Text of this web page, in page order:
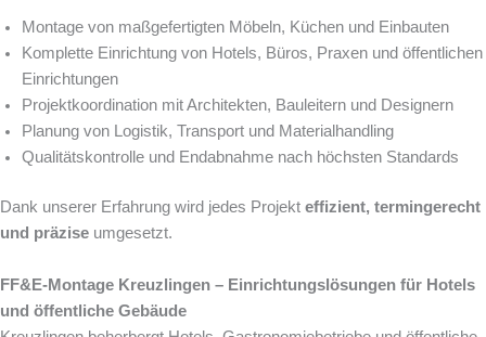
Montage von maßgefertigten Möbeln, Küchen und Einbauten
Komplette Einrichtung von Hotels, Büros, Praxen und öffentlichen
Einrichtungen
Projektkoordination mit Architekten, Bauleitern und Designern
Planung von Logistik, Transport und Materialhandling
Qualitätskontrolle und Endabnahme nach höchsten Standards
Dank unserer Erfahrung wird jedes Projekt effizient, termingerecht
und präzise umgesetzt.
FF&E-Montage Kreuzlingen – Einrichtungslösungen für Hotels
und öffentliche Gebäude